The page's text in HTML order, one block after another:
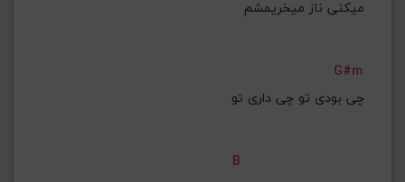
میکنی ناز میخریمشم
G#m
B